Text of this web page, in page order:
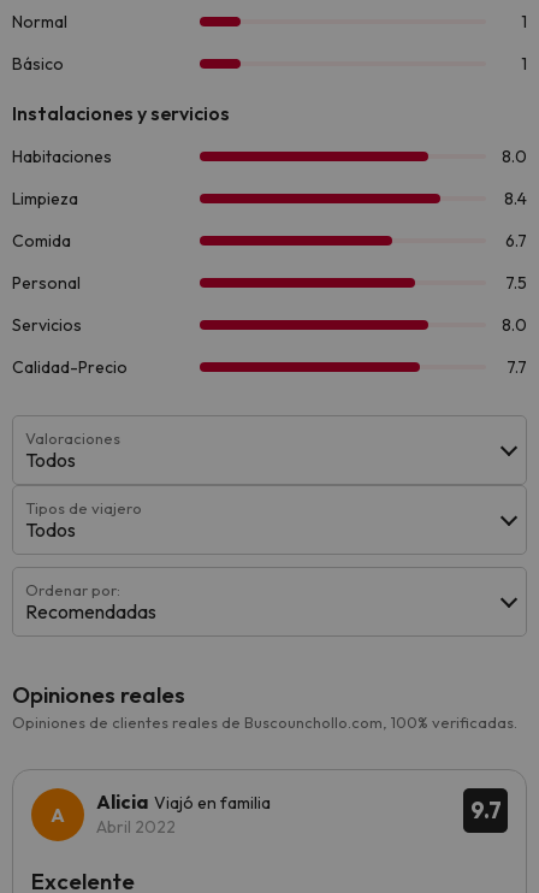
Valoraciones
Todos
Tipos de viajero
Todos
Ordenar por:
Recomendadas
Opiniones reales
Opiniones de clientes reales de Buscounchollo.com, 100% verificadas.
9.7
Alicia Viajó en familia
Abril 2022
Excelente